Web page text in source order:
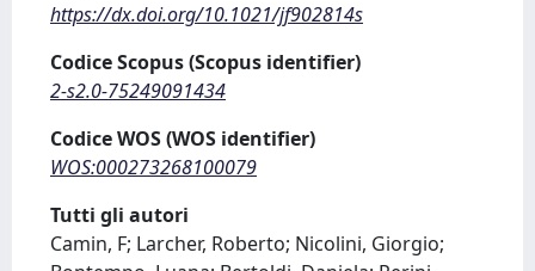
https://dx.doi.org/10.1021/jf902814s
Codice Scopus (Scopus identifier)
2-s2.0-75249091434
Codice WOS (WOS identifier)
WOS:000273268100079
Tutti gli autori
Camin, F; Larcher, Roberto; Nicolini, Giorgio;